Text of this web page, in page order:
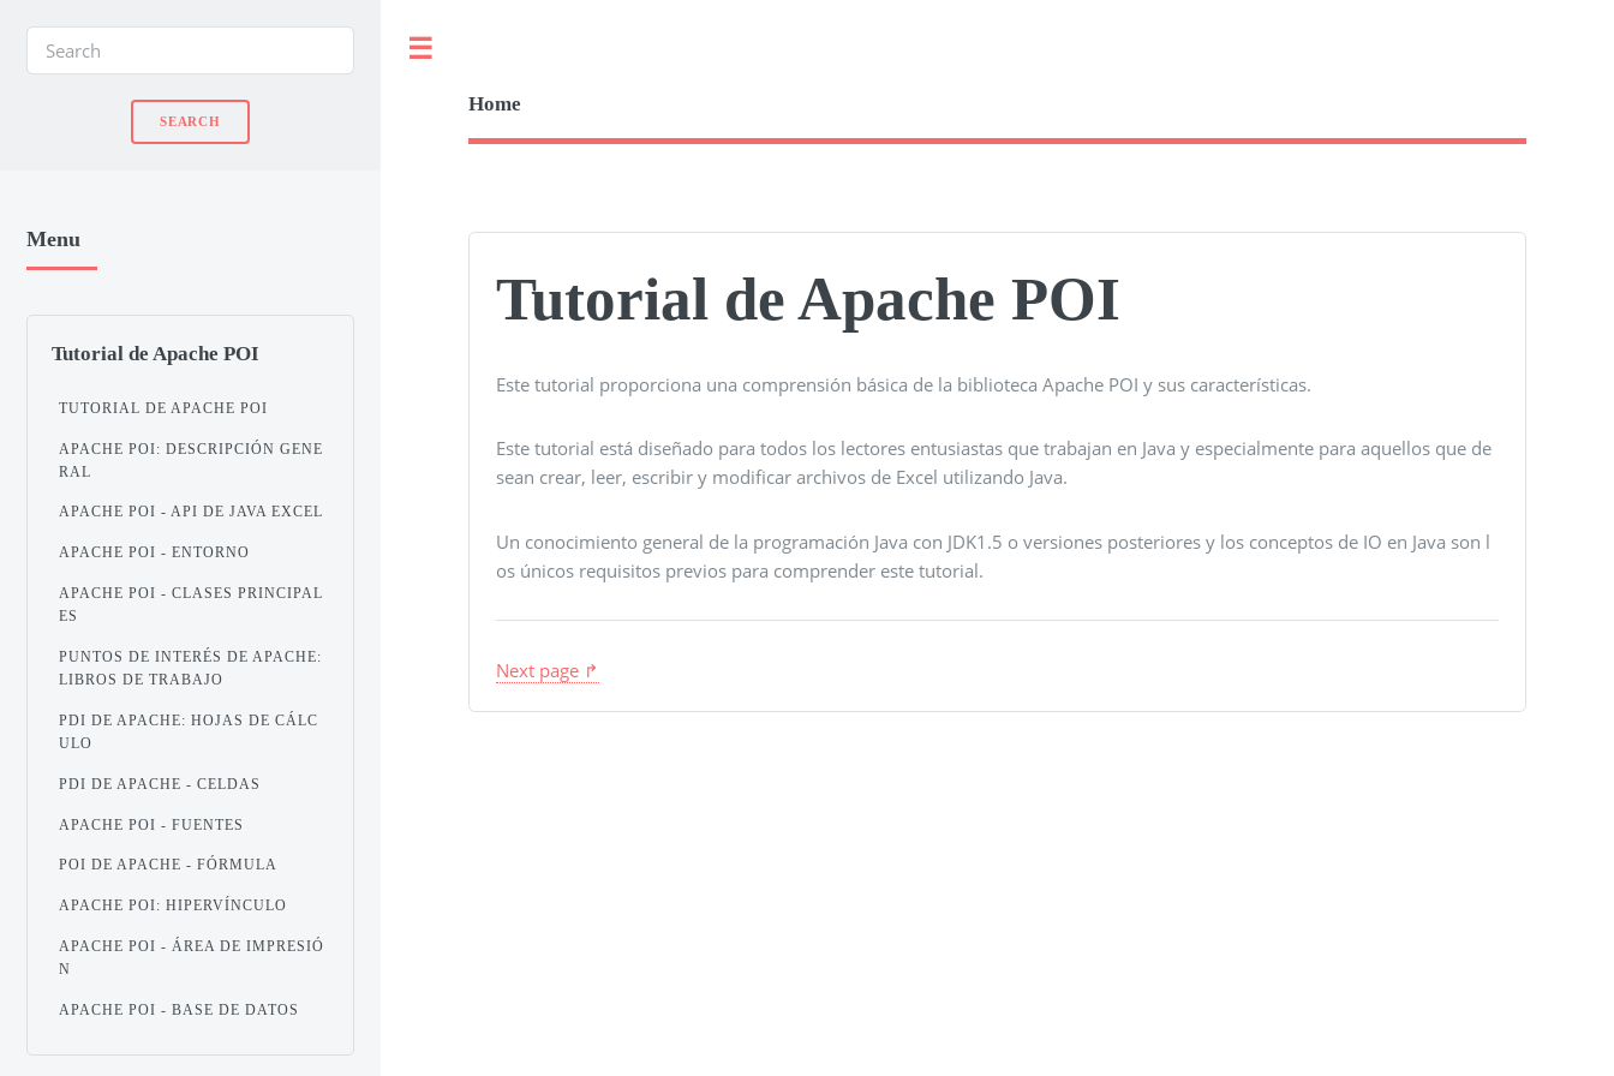
Home
Tutorial de Apache POI
Este tutorial proporciona una comprensión básica de la biblioteca Apache POI y sus características.
Este tutorial está diseñado para todos los lectores entusiastas que trabajan en Java y especialmente para aquellos que de
sean crear, leer, escribir y modificar archivos de Excel utilizando Java.
Un conocimiento general de la programación Java con JDK1.5 o versiones posteriores y los conceptos de IO en Java son l
os únicos requisitos previos para comprender este tutorial.
Next page ↱
Menu
Tutorial de Apache POI
TUTORIAL DE APACHE POI
APACHE POI: DESCRIPCIÓN GENE
RAL
APACHE POI - API DE JAVA EXCEL
APACHE POI - ENTORNO
APACHE POI - CLASES PRINCIPAL
ES
PUNTOS DE INTERÉS DE APACHE:
LIBROS DE TRABAJO
PDI DE APACHE: HOJAS DE CÁLC
ULO
PDI DE APACHE - CELDAS
APACHE POI - FUENTES
POI DE APACHE - FÓRMULA
APACHE POI: HIPERVÍNCULO
APACHE POI - ÁREA DE IMPRESIÓ
N
APACHE POI - BASE DE DATOS